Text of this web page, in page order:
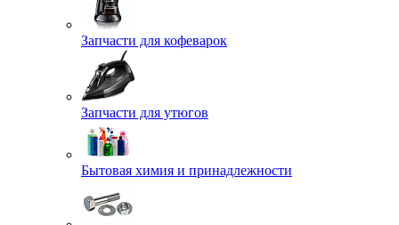
Запчасти для кофеварок
Запчасти для утюгов
Бытовая химия и принадлежности